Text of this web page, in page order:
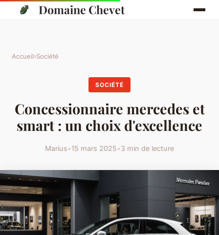
Domaine Chevet
Accueil›Société
SOCIÉTÉ
Concessionnaire mercedes et
smart : un choix d'excellence
Marius•15 mars 2025•3 min de lecture